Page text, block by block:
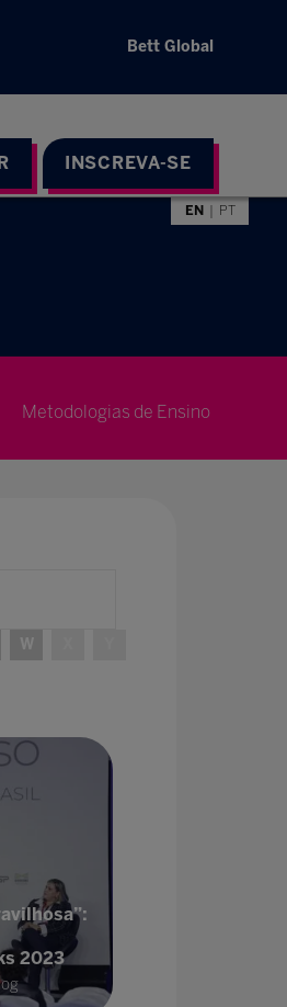
Bett Global
INSCREVA-SE
EN PT
Metodologias de Ensino
W
2023